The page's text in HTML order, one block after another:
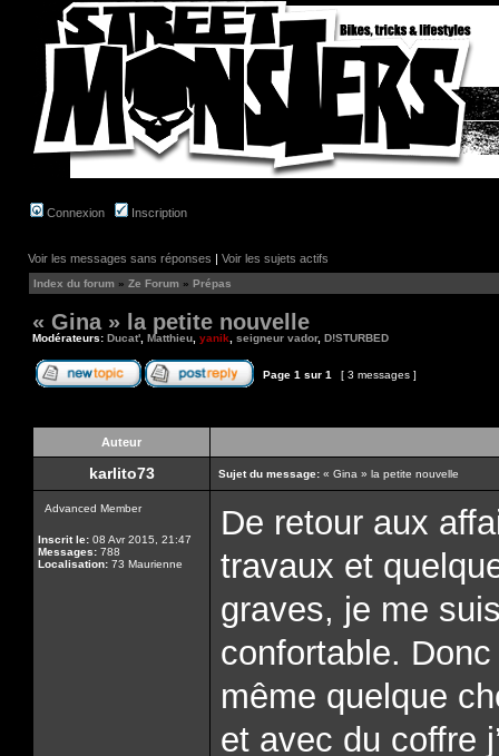
Connexion Inscription
Voir les messages sans réponses | Voir les sujets actifs
Index du forum » Ze Forum » Prépas
« Gina » la petite nouvelle
Modérateurs: Ducat' Matthieu yanik seigneur vador, D!STURBED
Page 1 sur 1 [ 3 messages ]
Auteur
karlito73 Sujet du message: « Gina » la petite nouvelle
Advanced Member
Inscrit le: 08 Avr 2015, 21:47
Messages: 788
Localisation: 73 Maurienne
De retour aux
travaux et
graves, je me
confortable.
même quelque
et avec du coffre